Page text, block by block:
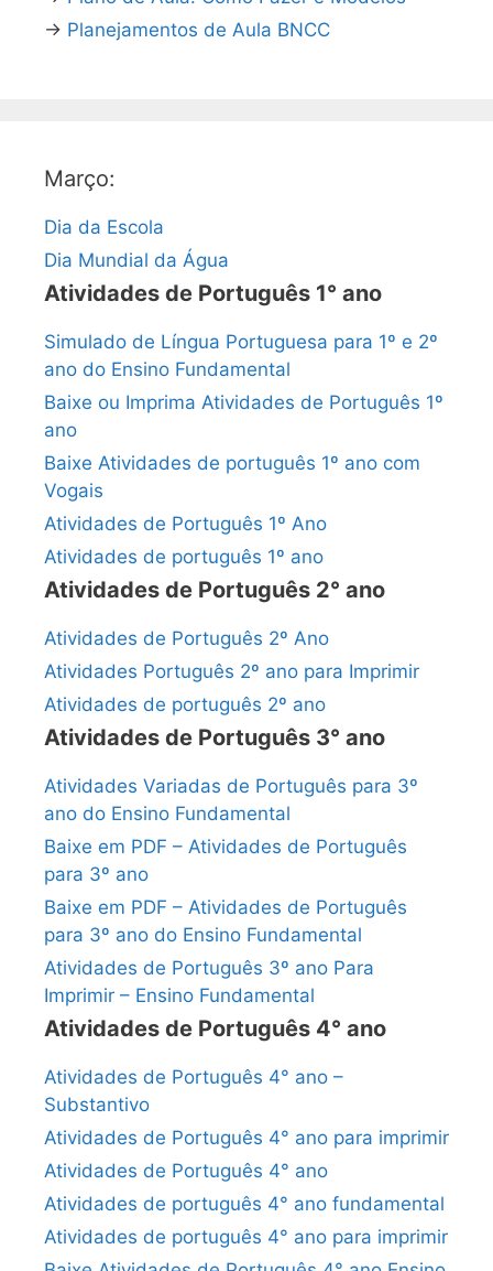
→ Planejamentos de Aula BNCC
Março:
Dia da Escola
Dia Mundial da Água
Atividades de Português 1° ano
Simulado de Língua Portuguesa para 1º e 2º
ano do Ensino Fundamental
Baixe ou Imprima Atividades de Português 1º
ano
Baixe Atividades de português 1º ano com
Vogais
Atividades de Português 1º Ano
Atividades de português 1º ano
Atividades de Português 2° ano
Atividades de Português 2º Ano
Atividades Português 2º ano para Imprimir
Atividades de português 2º ano
Atividades de Português 3° ano
Atividades Variadas de Português para 3º
ano do Ensino Fundamental
Baixe em PDF – Atividades de Português
para 3º ano
Baixe em PDF – Atividades de Português
para 3º ano do Ensino Fundamental
Atividades de Português 3º ano Para
Imprimir – Ensino Fundamental
Atividades de Português 4° ano
Atividades de Português 4° ano –
Substantivo
Atividades de Português 4° ano para imprimir
Atividades de Português 4° ano
Atividades de português 4° ano fundamental
Atividades de português 4° ano para imprimir